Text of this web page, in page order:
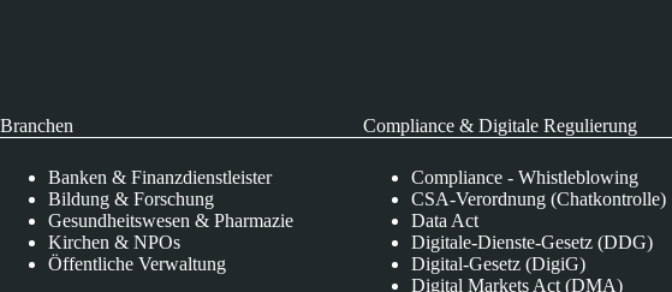
Branchen
Banken & Finanzdienstleister
Bildung & Forschung
Gesundheitswesen & Pharmazie
Kirchen & NPOs
Öffentliche Verwaltung
Compliance & Digitale Regulierung
Compliance - Whistleblowing
CSA-Verordnung (Chatkontrolle)
Data Act
Digitale-Dienste-Gesetz (DDG)
Digital-Gesetz (DigiG)
Digital Markets Act (DMA)